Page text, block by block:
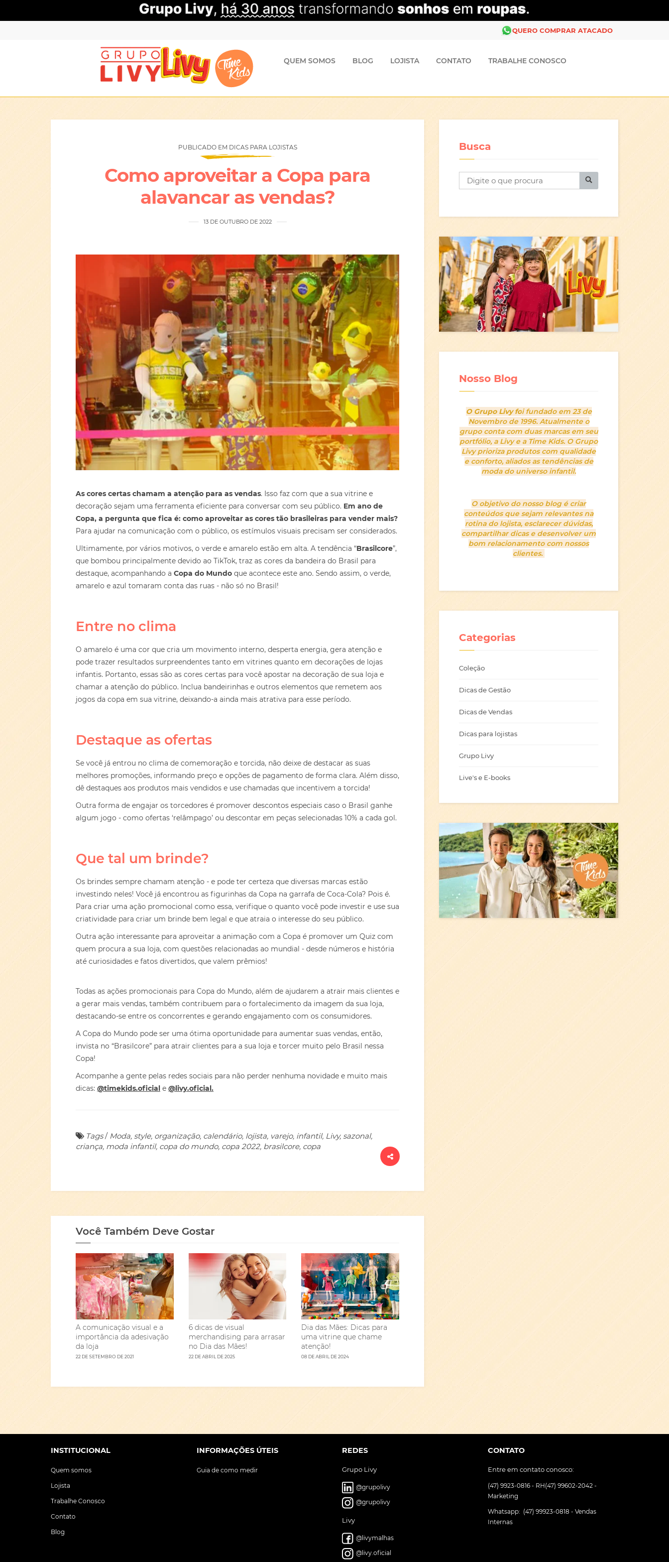
QUERO COMPRAR ATACADO
QUEM SOMOS BLOG LOJISTA CONTATO TRABALHE CONOSCO
PUBLICADO EM DICAS PARA LOJISTAS
Como aproveitar a Copa para
alavancar as vendas?
13 DE OUTUBRO DE 2022
As cores certas chamam a atenção para as vendas. Isso faz com que a sua vitrine e
decoração sejam uma ferramenta eficiente para conversar com seu público. Em ano de
Copa, a pergunta que fica é: como aproveitar as cores tão brasileiras para vender mais?
Para ajudar na comunicação com o público, os estímulos visuais precisam ser considerados.
Ultimamente, por vários motivos, o verde e amarelo estão em alta. A tendência “Brasilcore”,
que bombou principalmente devido ao TikTok, traz as cores da bandeira do Brasil para
destaque, acompanhando a Copa do Mundo que acontece este ano. Sendo assim, o verde,
amarelo e azul tomaram conta das ruas - não só no Brasil!
Entre no clima
O amarelo é uma cor que cria um movimento interno, desperta energia, gera atenção e
pode trazer resultados surpreendentes tanto em vitrines quanto em decorações de lojas
infantis. Portanto, essas são as cores certas para você apostar na decoração de sua loja e
chamar a atenção do público. Inclua bandeirinhas e outros elementos que remetem aos
jogos da copa em sua vitrine, deixando-a ainda mais atrativa para esse período.
Destaque as ofertas
Se você já entrou no clima de comemoração e torcida, não deixe de destacar as suas
melhores promoções, informando preço e opções de pagamento de forma clara. Além disso,
dê destaques aos produtos mais vendidos e use chamadas que incentivem a torcida!
Outra forma de engajar os torcedores é promover descontos especiais caso o Brasil ganhe
algum jogo - como ofertas ‘relâmpago’ ou descontar em peças selecionadas 10% a cada gol.
Que tal um brinde?
Os brindes sempre chamam atenção - e pode ter certeza que diversas marcas estão
investindo neles! Você já encontrou as figurinhas da Copa na garrafa de Coca-Cola? Pois é.
Para criar uma ação promocional como essa, verifique o quanto você pode investir e use sua
criatividade para criar um brinde bem legal e que atraia o interesse do seu público.
Outra ação interessante para aproveitar a animação com a Copa é promover um Quiz com
quem procura a sua loja, com questões relacionadas ao mundial - desde números e história
até curiosidades e fatos divertidos, que valem prêmios!
Todas as ações promocionais para Copa do Mundo, além de ajudarem a atrair mais clientes e
a gerar mais vendas, também contribuem para o fortalecimento da imagem da sua loja,
destacando-se entre os concorrentes e gerando engajamento com os consumidores.
A Copa do Mundo pode ser uma ótima oportunidade para aumentar suas vendas, então,
invista no “Brasilcore” para atrair clientes para a sua loja e torcer muito pelo Brasil nessa
Copa!
Acompanhe a gente pelas redes sociais para não perder nenhuma novidade e muito mais
dicas: @timekids.oficial e @livy.oficial.
Tags/ Moda, style, organização, calendário, lojista, varejo, infantil, Livy, sazonal,
criança, moda infantil, copa do mundo, copa 2022, brasilcore, copa
Você Também Deve Gostar
A comunicação visual e a
importância da adesivação
da loja
22 DE SETEMBRO DE 2021
6 dicas de visual
merchandising para arrasar
no Dia das Mães!
22 DE ABRIL DE 2025
Dia das Mães: Dicas para
uma vitrine que chame
atenção!
08 DE ABRIL DE 2024
Busca
a
Nosso Blog
O Grupo Livy foi fundado em 23 de
Novembro de 1996. Atualmente o
grupo conta com duas marcas em seu
portfólio, a Livy e a Time Kids. O Grupo
Livy prioriza produtos com qualidade
e conforto, aliados as tendências de
moda do universo infantil.
O objetivo do nosso blog é criar
conteúdos que sejam relevantes na
rotina do lojista, esclarecer dúvidas,
compartilhar dicas e desenvolver um
bom relacionamento com nossos
clientes.
Categorias
Coleção
Dicas de Gestão
Dicas de Vendas
Dicas para lojistas
Grupo Livy
Live's e E-books
INSTITUCIONAL
Quem somos
Lojista
Trabalhe Conosco
Contato
Blog
INFORMAÇÕES ÚTEIS
Guia de como medir
REDES
Grupo Livy
@grupolivy
@grupolivy
Livy
@livymalhas
@livy.oficial
CONTATO
Entre em contato conosco:
(47) 9923-0816 - RH(47) 99602-2042 -
Marketing
Whatsapp: (47) 99923-0818 - Vendas
Internas